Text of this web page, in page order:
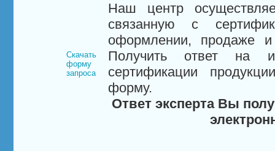
Скачать
форму
запроса
Наш центр
связанную с
оформлении, продаже и
Получить ответ на
сертификации
форму.
Ответ эксперта Вы